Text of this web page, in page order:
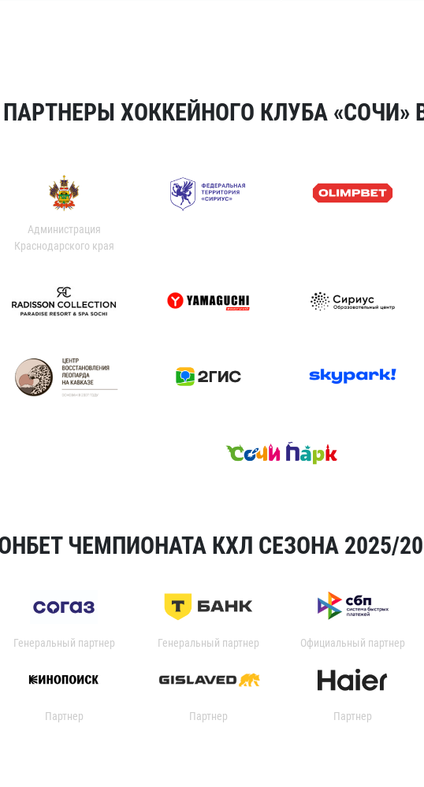
ХОККЕЙНОГО КЛУБА «СОЧИ»
Администрация
Краснодарского края
ЧЕМПИОНАТА КХЛ СЕЗОНА 2025/
Генеральный партнер Генеральный партнер Официальный партнер
Партнер Партнер Партнер